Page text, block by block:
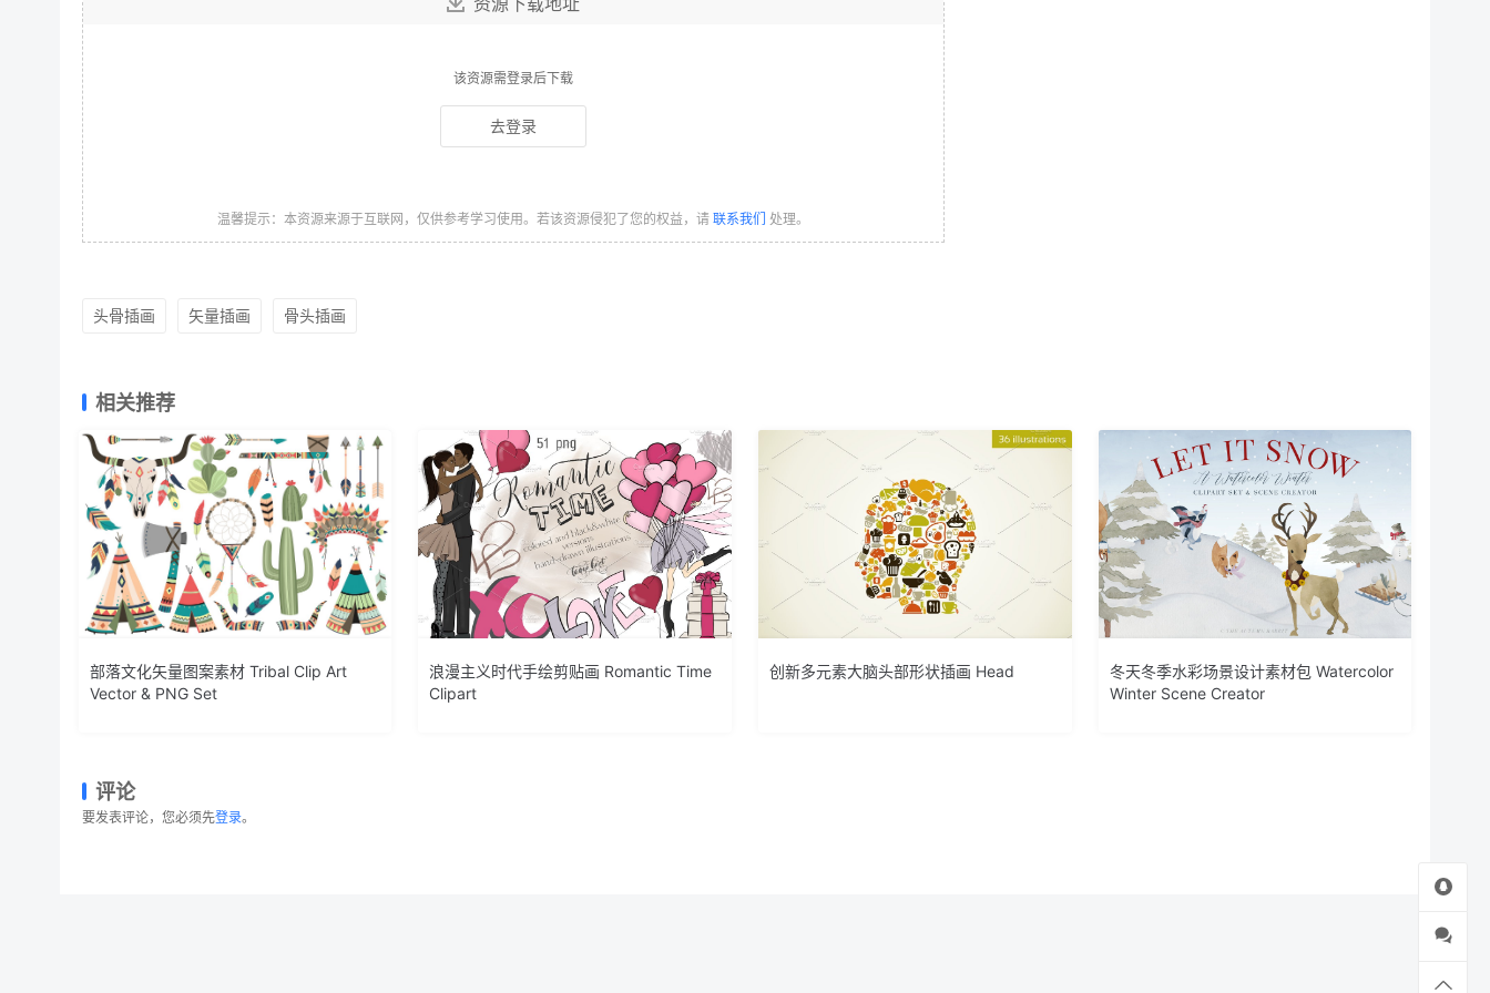
该资源需登录后下载
去登录
温馨提示：本资源来源于互联网，仅供参考学习使用。若该资源侵犯了您的权益，请 联系我们 处理。
头骨插画 矢量插画 骨头插画
相关推荐
部落文化矢量图案素材 Tribal Clip Art
Vector & PNG Set
浪漫主义时代手绘剪贴画 Romantic Time
Clipart
创新多元素大脑头部形状插画 Head
冬天冬季水彩场景设计素材包 Watercolor
Winter Scene Creator
评论
要发表评论，您必须先登录。